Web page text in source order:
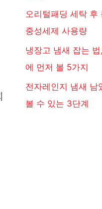
오리털패딩 세탁 후
중성세제 사용량
냉장고 냄새 잡는
에 먼저 볼 5가지
전자레인지 냄새 남
볼 수 있는 3단계